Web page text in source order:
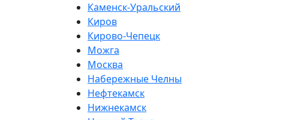
Каменск-Уральский
Киров
Кирово-Чепецк
Можга
Москва
Набережные Челны
Нефтекамск
Нижнекамск